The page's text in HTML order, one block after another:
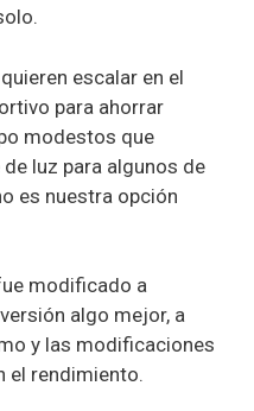
escalar en el
para ahorrar
modestos que
luz para algunos de
es nuestra opción
modificado a
algo mejor, a
y las modificaciones
el rendimiento.